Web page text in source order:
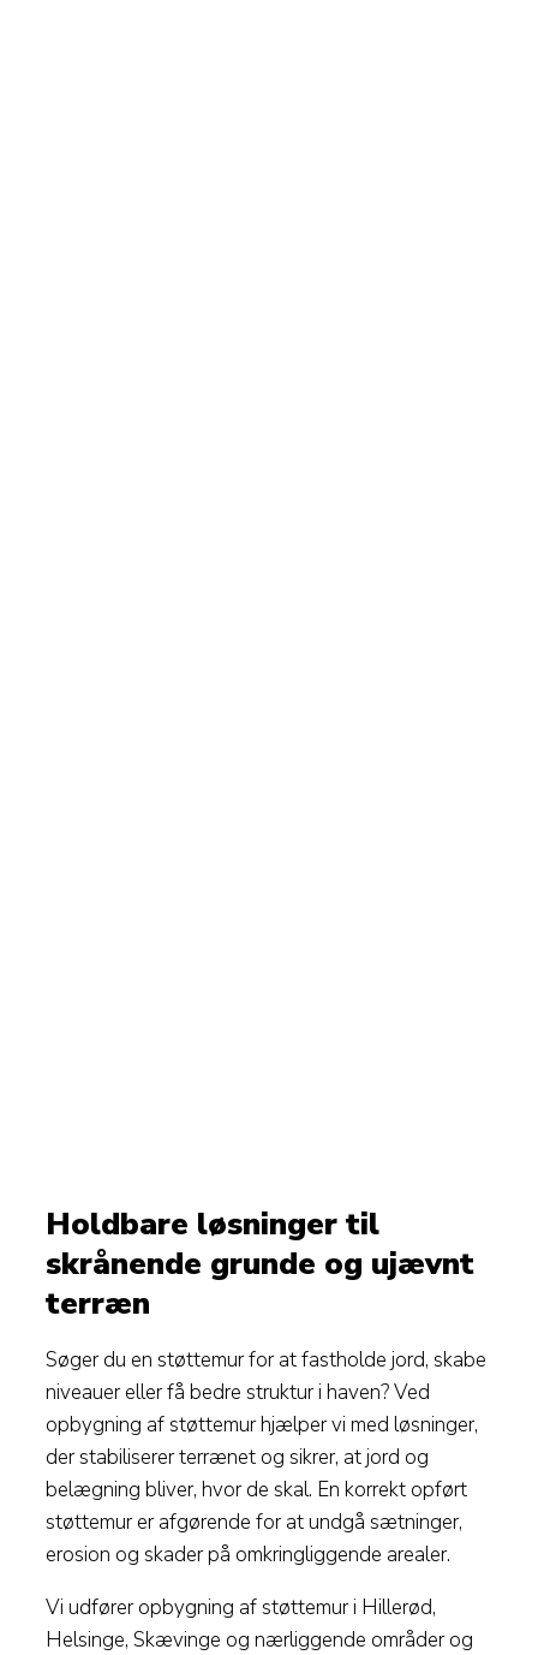
Holdbare løsninger til
skrånende grunde og ujævnt
terræn
Søger du en støttemur for at fastholde jord, skabe
niveauer eller få bedre struktur i haven? Ved
opbygning af støttemur hjælper vi med løsninger,
der stabiliserer terrænet og sikrer, at jord og
belægning bliver, hvor de skal. En korrekt opført
støttemur er afgørende for at undgå sætninger,
erosion og skader på omkringliggende arealer.
Vi udfører opbygning af støttemur i Hillerød,
Helsinge, Skævinge og nærliggende områder og